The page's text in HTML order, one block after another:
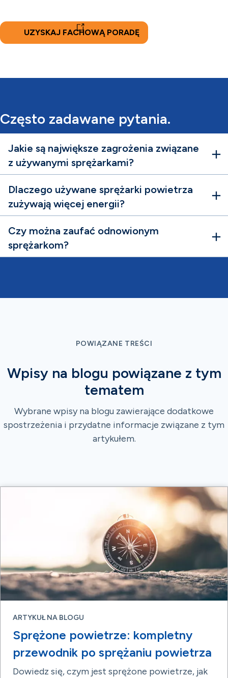
UZYSKAJ FACHOWĄ PORADĘ
Często zadawane pytania.
Jakie są największe zagrożenia związane
z używanymi sprężarkami?
Dlaczego używane sprężarki powietrza
zużywają więcej energii?
Czy można zaufać odnowionym
sprężarkom?
POWIĄZANE TREŚCI
Wpisy na blogu powiązane z tym
tematem
Wybrane wpisy na blogu zawierające dodatkowe
spostrzeżenia i przydatne informacje związane z tym
artykułem.
ARTYKUŁ NA BLOGU
Sprężone powietrze: kompletny
przewodnik po sprężaniu powietrza
Dowiedz się, czym jest sprężone powietrze, jak